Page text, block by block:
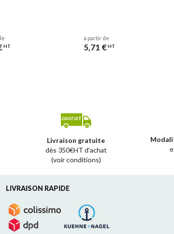
HT
à partir de
5,71 €HT
Livraison gratuite
dès 350€HT d'achat
(voir conditions)
LIVRAISON RAPIDE